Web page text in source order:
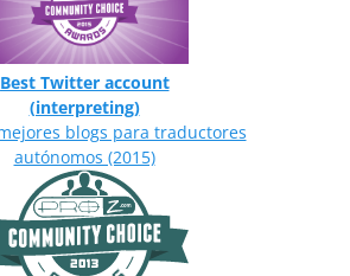
Best Twitter account
(interpreting)